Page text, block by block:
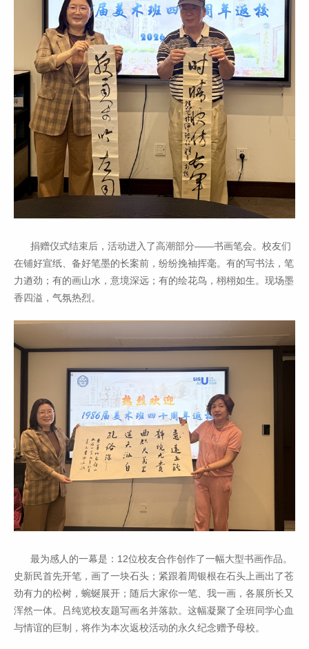
捐赠仪式结束后，活动进入了高潮部分——书画笔会。校友们
在铺好宣纸、备好笔墨的长案前，纷纷挽袖挥毫。有的写书法，笔
力遒劲；有的画山水，意境深远；有的绘花鸟，栩栩如生。现场墨
香四溢，气氛热烈。
最为感人的一幕是：12位校友合作创作了一幅大型书画作品。
史新民首先开笔，画了一块石头；紧跟着周银根在石头上画出了苍
劲有力的松树，蜿蜒展开；随后大家你一笔、我一画，各展所长又
浑然一体。吕纯览校友题写画名并落款。这幅凝聚了全班同学心血
与情谊的巨制，将作为本次返校活动的永久纪念赠予母校。